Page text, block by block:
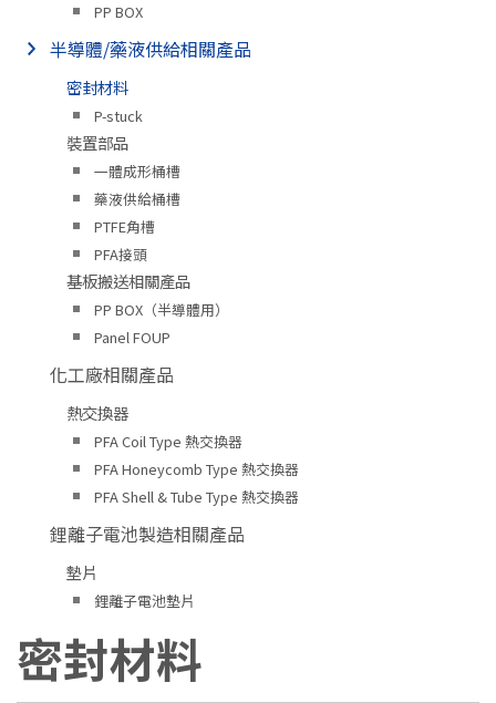
PP BOX
半導體/藥液供給相關產品
密封材料
P-stuck
裝置部品
一體成形桶槽
藥液供給桶槽
PTFE角槽
PFA接頭
基板搬送相關產品
PP BOX（半導體用）
Panel FOUP
化工廠相關產品
熱交換器
PFA Coil Type 熱交換器
PFA Honeycomb Type 熱交換器
PFA Shell & Tube Type 熱交換器
鋰離子電池製造相關產品
墊片
鋰離子電池墊片
密封材料